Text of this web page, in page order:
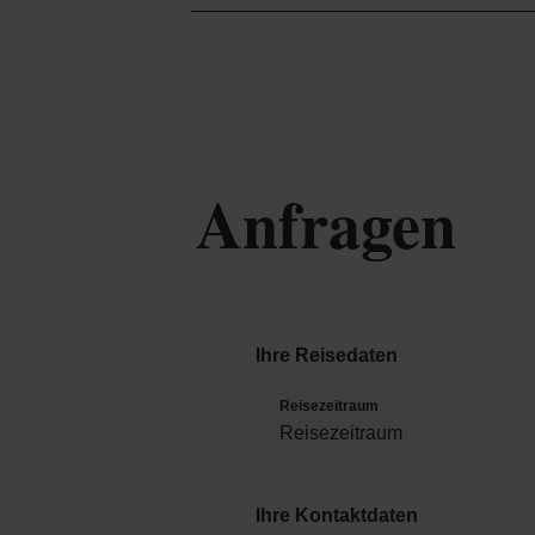
Anfragen
Ihre Reisedaten
Reisezeitraum
Ihre Kontaktdaten